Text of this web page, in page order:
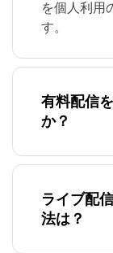
を個人利用
す。
有料配信
か？
ライブ配
法は？